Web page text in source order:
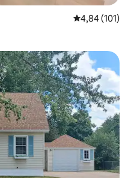
4,84 av 5 i
4,84 (101)